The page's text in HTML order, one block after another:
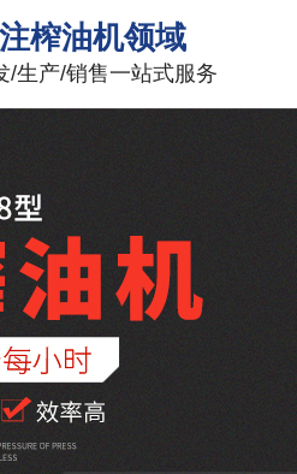
榨油机领域
/生产/销售一站式服务